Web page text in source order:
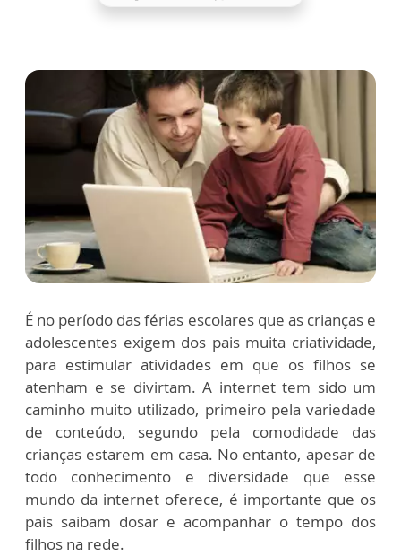
É no período das férias escolares que as crianças e
adolescentes exigem dos pais muita criatividade,
para estimular atividades em que os filhos se
atenham e se divirtam. A internet tem sido um
caminho muito utilizado, primeiro pela variedade
de conteúdo, segundo pela comodidade das
crianças estarem em casa. No entanto, apesar de
todo conhecimento e diversidade que esse
mundo da internet oferece, é importante que os
pais saibam dosar e acompanhar o tempo dos
filhos na rede.